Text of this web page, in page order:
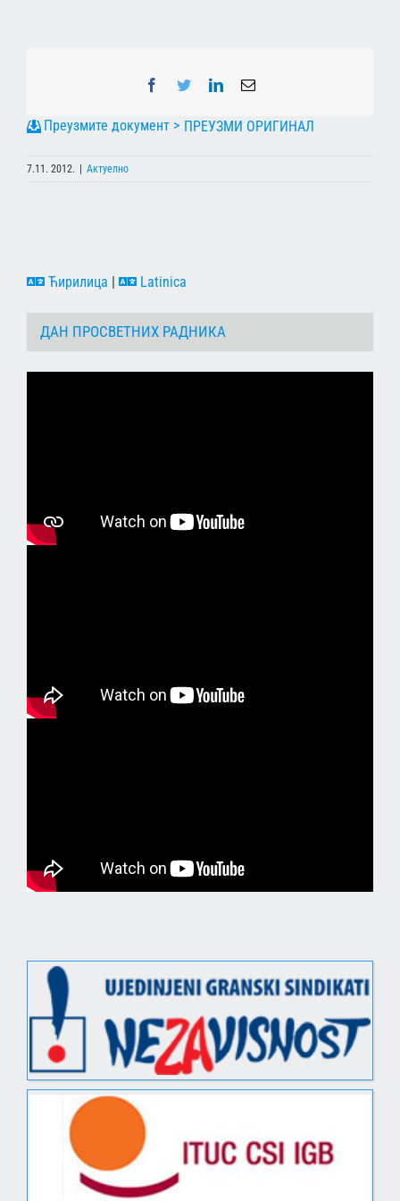
Facebook
TwitterLinkedInEmail
ПРЕУЗМИ ОРИГИНАЛ
7.11. 2012. | Актуелно
Ћирилица | Latinica
ДАН ПРОСВЕТНИХ РАДНИКА